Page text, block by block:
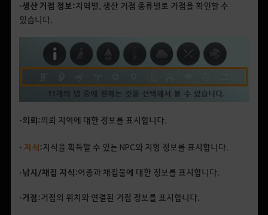
• 생산 거점 정보:지역별, 생산 거점 종류별로 거점을 확인할 수
있습니다.
• 의뢰:의뢰 지역에 대한 정보를 표시합니다.
• 지식:지식을 획득할 수 있는 NPC와 지형 정보를 표시합니다.
• 낚시/채집 지식:어종과 채집물에 대한 정보를 표시합니다.
• 거점:거점의 위치와 연결된 거점 정보를 표시합니다.